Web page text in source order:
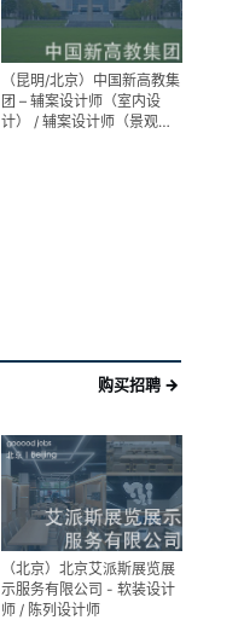
（昆明/北京）中国新高教集
团 – 辅案设计师（室内设
计） / 辅案设计师（景观设
购买招聘 →
（北京）北京艾派斯展览展
示服务有限公司 - 软装设计
师 / 陈列设计师